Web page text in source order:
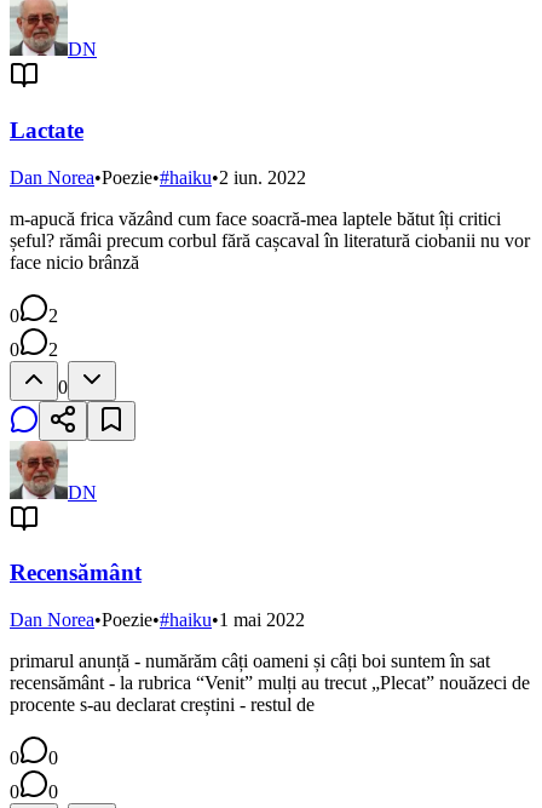
DN
Lactate
Dan Norea•Poezie•#haiku•2 iun. 2022
m-apucă frica văzând cum face soacră-mea laptele bătut îți critici
șeful? rămâi precum corbul fără cașcaval în literatură ciobanii nu vor
face nicio brânză
0
2
0
2
0
DN
Recensământ
Dan Norea•Poezie•#haiku•1 mai 2022
primarul anunță - numărăm câți oameni și câți boi suntem în sat
recensământ - la rubrica “Venit” mulți au trecut „Plecat” nouăzeci de
procente s-au declarat creștini - restul de
0
0
0
0